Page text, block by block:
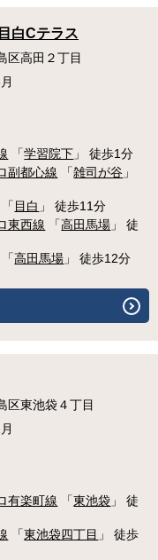
白Cテラス
区高田２丁目
「学習院下 」 徒歩1分
副都心線 「雑司が谷 」
「 目白 」 徒歩11分
東西線 「高田馬場 」 徒
「高田馬場 」 徒歩12分
区東池袋４丁目
有楽町線 「東池袋 」 徒
「東池袋四丁目 」 徒歩